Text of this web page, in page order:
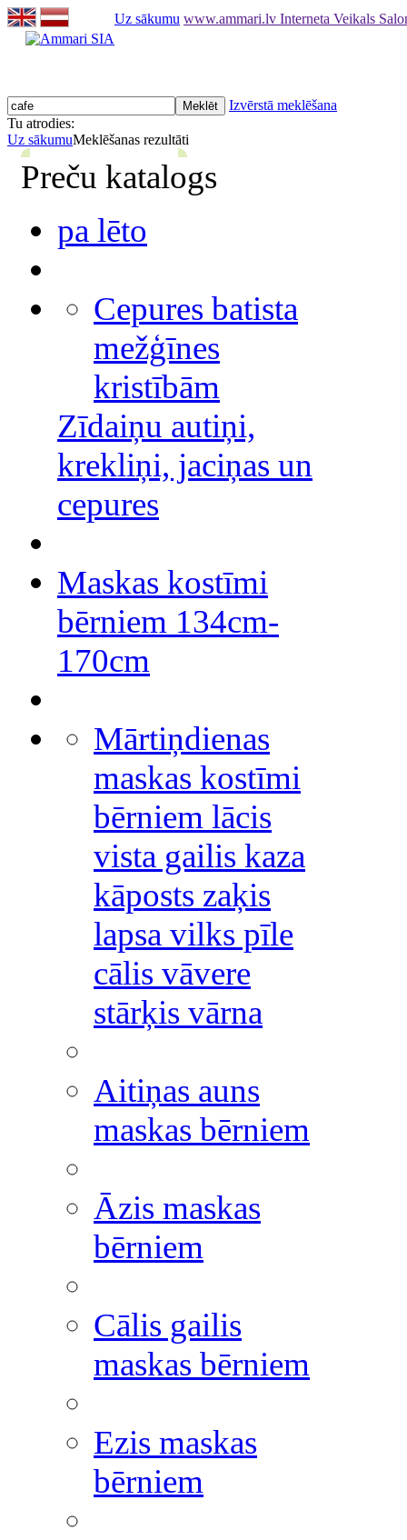
Uz sākumu www.ammari.lv Interneta Veikals
Izvērstā meklēšana
Tu atrodies:
Uz sākumuMeklēšanas rezultāti
Preču katalogs
pa lēto
Cepures batista
mežģīnes
kristībām
Zīdaiņu autiņi,
krekliņi, jaciņas un
cepures
Maskas kostīmi
bērniem 134cm-
170cm
Mārtiņdienas
maskas kostīmi
bērniem lācis
vista gailis kaza
kāposts zaķis
lapsa vilks pīle
cālis vāvere
stārķis vārna
Aitiņas auns
maskas bērniem
Āzis maskas
bērniem
Cālis gailis
maskas bērniem
Ezis maskas
bērniem